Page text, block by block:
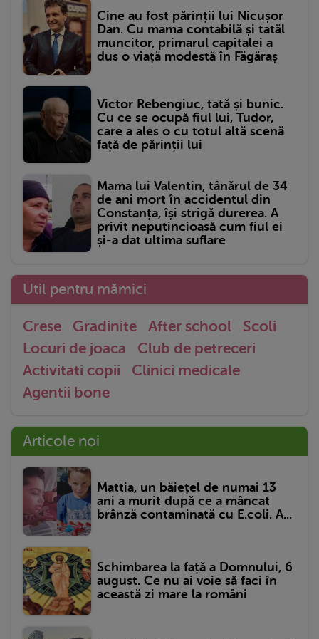
Cine au fost părinții lui Nicușor
Dan. Cu mama contabilă și tatăl
muncitor, primarul capitalei a
dus o viață modestă în Făgăraș
Victor Rebengiuc, tată și bunic.
Cu ce se ocupă fiul lui, Tudor,
care a ales o cu totul altă scenă
față de părinții lui
Mama lui Valentin, tânărul de 34
de ani mort în accidentul din
Constanța, își strigă durerea. A
privit neputincioasă cum fiul ei
și-a dat ultima suflare
Util pentru mămici
Crese Gradinite After school
Scoli
Locuri de joaca
Club de petreceri
Activitati copii
Clinici medicale
Agentii bone
Articole noi
Mattia, un băiețel de numai 13
ani a murit după ce a mâncat
brânză contaminată cu E.coli. A...
Schimbarea la față a Domnului, 6
august. Ce nu ai voie să faci în
această zi mare la români